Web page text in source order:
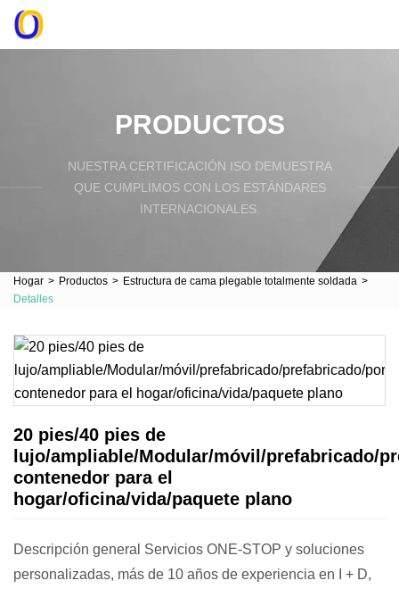
PRODUCTOS
NUESTRA CERTIFICACIÓN ISO DEMUESTRA
QUE CUMPLIMOS CON LOS ESTÁNDARES
INTERNACIONALES.
Hogar > Productos > Estructura de cama plegable totalmente soldada >
Detalles
20 pies/40 pies de
lujo/ampliable/Modular/móvil/prefabricado/
contenedor para el
hogar/oficina/vida/paquete plano
Descripción general Servicios ONE-STOP y soluciones
personalizadas, más de 10 años de experiencia en I + D,